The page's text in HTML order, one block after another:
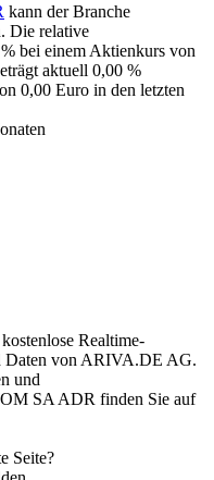
kann der Branche
Die relative
bei einem Aktienkurs von
aktuell 0,00 %
0,00 Euro in den letzten
Realtime-
Daten von ARIVA.DE AG.
und
SA ADR finden Sie auf
Seite?